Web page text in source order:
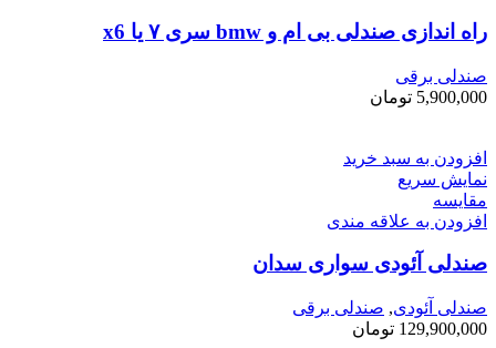
راه اندازی صندلی بی ام و bmw سری ۷ یا x6
صندلی برقی
5,900,000 تومان
افزودن به سبد خرید
نمایش سریع
مقايسه
افزودن به علاقه مندی
صندلی آئودی سواری سدان
صندلی آئودی, صندلی برقی
129,900,000 تومان